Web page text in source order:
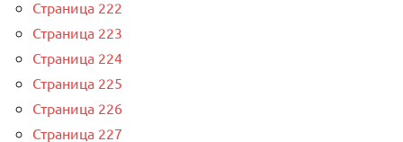
Страница 222
Страница 223
Страница 224
Страница 225
Страница 226
Страница 227